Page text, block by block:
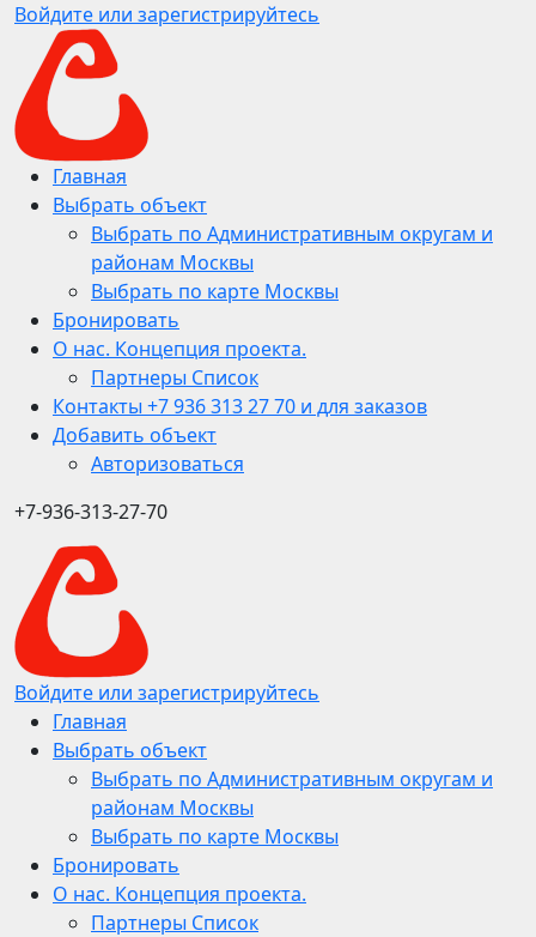
Войдите или зарегистрируйтесь
Главная
Выбрать объект
Выбрать по Административным округам и
районам Москвы
Выбрать по карте Москвы
Бронировать
О нас. Концепция проекта.
Партнеры Список
Контакты +7 936 313 27 70 и для заказов
Добавить объект
Авторизоваться
+7-936-313-27-70
Войдите или зарегистрируйтесь
Главная
Выбрать объект
Выбрать по Административным округам и
районам Москвы
Выбрать по карте Москвы
Бронировать
О нас. Концепция проекта.
Партнеры Список